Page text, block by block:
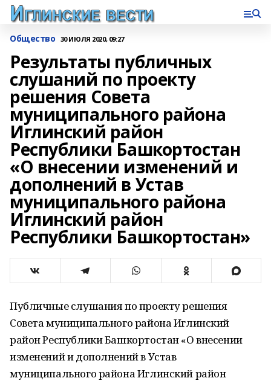
Общество 30 ИЮЛЯ 2020, 09:27
Результаты публичных
слушаний по проекту
решения Совета
муниципального района
Иглинский район
Республики Башкортостан
«О внесении изменений и
дополнений в Устав
муниципального района
Иглинский район
Республики Башкортостан»
Публичные слушания по проекту решения
Совета муниципального района Иглинский
район Республики Башкортостан «О внесении
изменений и дополнений в Устав
муниципального района Иглинский район